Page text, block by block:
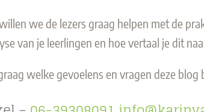
we de lezers graag helpen met de
van je leerlingen en hoe vertaal je dit
welke gevoelens en vragen deze